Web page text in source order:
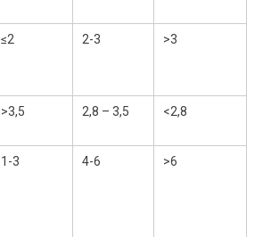
≤2 2-3 >3
>3,5 2,8 – 3,5 <2,8
1-3 4-6 >6